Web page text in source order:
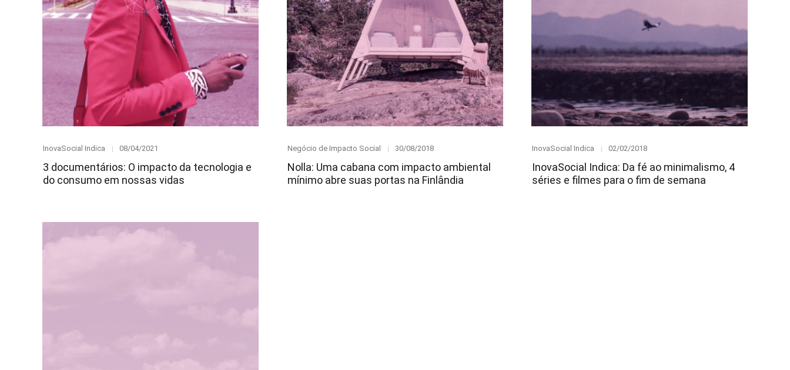
Category
InovaSocial Indica
Posted
08/04/2021
3 documentários: O impacto da tecnologia e
do consumo em nossas vidas
Category
Negócio de Impacto Social
Posted
30/08/2018
Nolla: Uma cabana com impacto ambiental
mínimo abre suas portas na Finlândia
Category
InovaSocial Indica
Posted
02/02/2018
InovaSocial Indica: Da fé ao minimalismo, 4
séries e filmes para o fim de semana